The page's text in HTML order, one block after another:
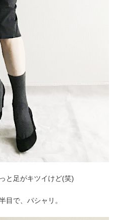
と足がキツイけど(笑)
目で、パシャリ。